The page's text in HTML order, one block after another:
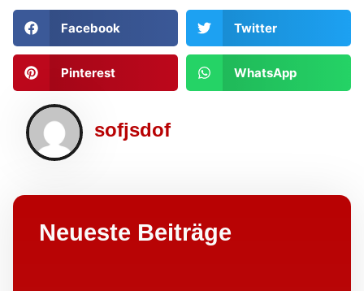
Facebook Twitter
Pinterest WhatsApp
sofjsdof
Neueste Beiträge